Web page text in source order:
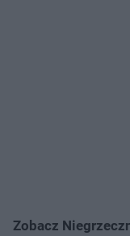
Zobacz